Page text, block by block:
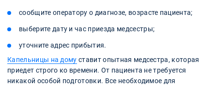
сообщите оператору о диагнозе, возрасте пациента;
выберите дату и час приезда медсестры;
уточните адрес прибытия.
Капельницы на дому ставит опытная медсестра, которая
приедет строго ко времени. От пациента не требуется
никакой особой подготовки. Все необходимое для